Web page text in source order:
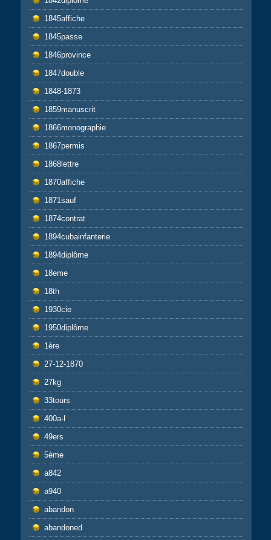
1845affiche
1845passe
1846province
1847double
1848-1873
1859manuscrit
1866monographie
1867permis
1868lettre
1870affiche
1871sauf
1874contrat
1894cubainfanterie
1894diplôme
18eme
18th
1930cie
1950diplôme
1ère
27-12-1870
27kg
33tours
400a-l
49ers
5ème
a842
a940
abandon
abandoned